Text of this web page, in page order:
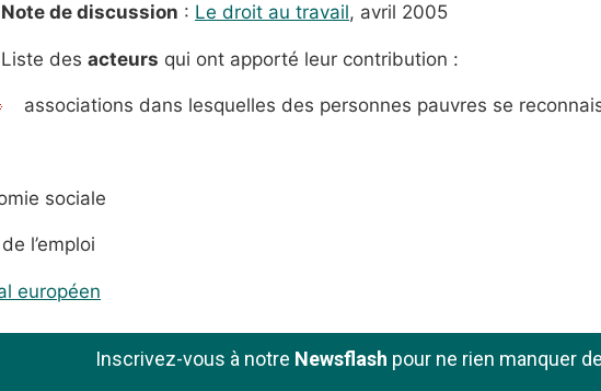
Note de discussion : Le droit au travail, avril 2005
Liste des acteurs qui ont apporté leur contribution :
associations dans lesquelles des personnes pauvres se
sociale
l’emploi
européen
Inscrivez-vous à notre Newsflash pour ne rien manquer